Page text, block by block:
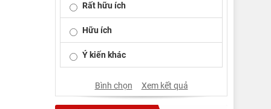
Rất hữu ích
Hữu ích
Ý kiến khác
Bình chọn Xem kết quả